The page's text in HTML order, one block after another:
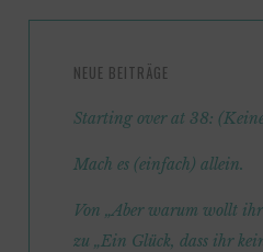
NEUE BEITRÄGE
Starting over at 38:
Mach es (einfach) allein.
Von „Aber warum wollt
zu „Ein Glück, dass ihr